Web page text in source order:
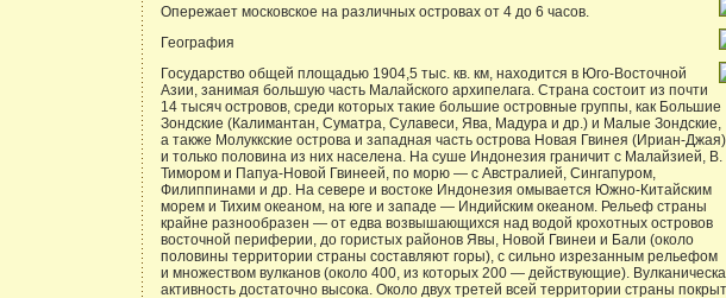
Опережает московское на различных островах от 4 до 6 часов.
География
Государство общей площадью 1904,5 тыс. кв. км, находится в Юго-Восточной
Азии, занимая большую часть Малайского архипелага. Страна состоит из почти
14 тысяч островов, среди которых такие большие островные группы, как Большие
Зондские (Калимантан, Суматра, Сулавеси, Ява, Мадура и др.) и Малые Зондские,
а также Молуккские острова и западная часть острова Новая Гвинея (Ириан-
и только половина из них населена. На суше Индонезия граничит с Малайзией, В.
Тимором и Папуа-Новой Гвинеей, по морю — с Австралией, Сингапуром,
Филиппинами и др. На севере и востоке Индонезия омывается Южно-Китайским
морем и Тихим океаном, на юге и западе — Индийским океаном. Рельеф страны
крайне разнообразен — от едва возвышающихся над водой крохотных островов
восточной периферии, до гористых районов Явы, Новой Гвинеи и Бали (около
половины территории страны составляют горы), с сильно изрезанным рельефом
и множеством вулканов (около 400, из которых 200 — действующие).
активность достаточно высока. Около двух третей всей территории страны